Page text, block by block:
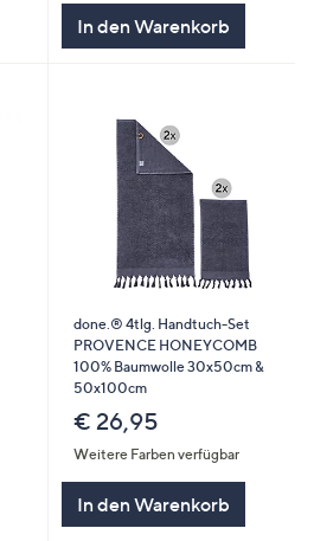
In den Warenkorb
done.® 4tlg. Handtuch-Set
PROVENCE HONEYCOMB
100% Baumwolle 30x50cm &
50x100cm
€ 26,95
Weitere Farben verfügbar
In den Warenkorb